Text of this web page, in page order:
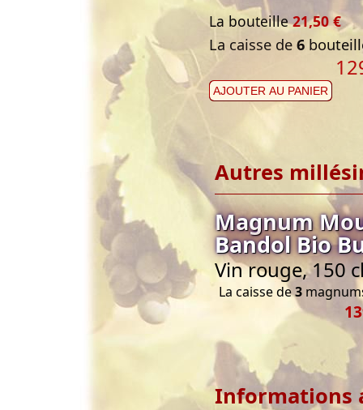
La bouteille21,50 €
La caisse de 6
AJOUTER AU PANIER
Autres
Magnum
Bandol Bio
Vin rouge, 150
La caisse de3
Informations